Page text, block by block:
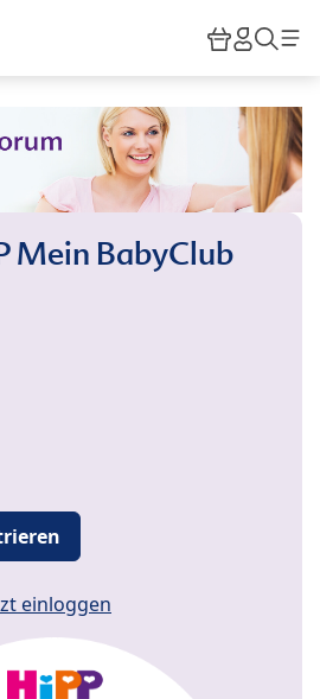
HiPP
Mein BabyClub
einloggen